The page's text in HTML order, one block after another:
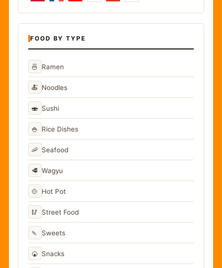
FOOD BY TYPE
🍜 Ramen
🍝 Noodles
🍣 Sushi
🍚 Rice Dishes
🦐 Seafood
🥩 Wagyu
🍲 Hot Pot
🥢 Street Food
🍡 Sweets
🍘 Snacks